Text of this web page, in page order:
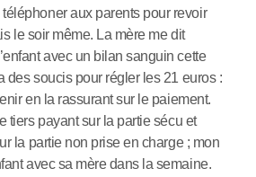
aux parents pour revoir
le soir même. La mère me dit
avec un bilan sanguin cette
des soucis pour régler les 21 euros :
en la rassurant sur le paiement.
tiers payant sur la partie sécu et
la partie non prise en charge ; mon
avec sa mère dans la semaine.